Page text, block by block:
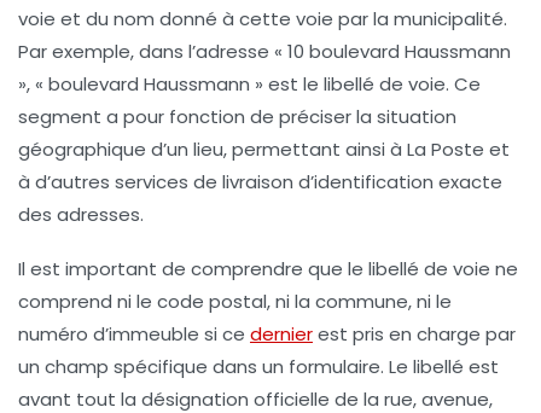
voie et du nom donné à cette voie par la municipalité.
Par exemple, dans l’adresse « 10 boulevard Haussmann
», « boulevard Haussmann » est le libellé de voie. Ce
segment a pour fonction de préciser la situation
géographique d’un lieu, permettant ainsi à La Poste et
à d’autres services de livraison d’identification exacte
des adresses.
Il est important de comprendre que le libellé de voie ne
comprend ni le code postal, ni la commune, ni le
numéro d’immeuble si ce dernierest pris en charge par
un champ spécifique dans un formulaire. Le libellé est
avant tout la désignation officielle de la rue, avenue,